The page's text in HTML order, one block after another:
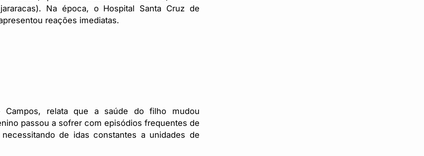
Na época, o Hospital Santa Cruz de
reações imediatas.
relata que a saúde do filho mudou
passou a sofrer com episódios frequentes de
de idas constantes a unidades de